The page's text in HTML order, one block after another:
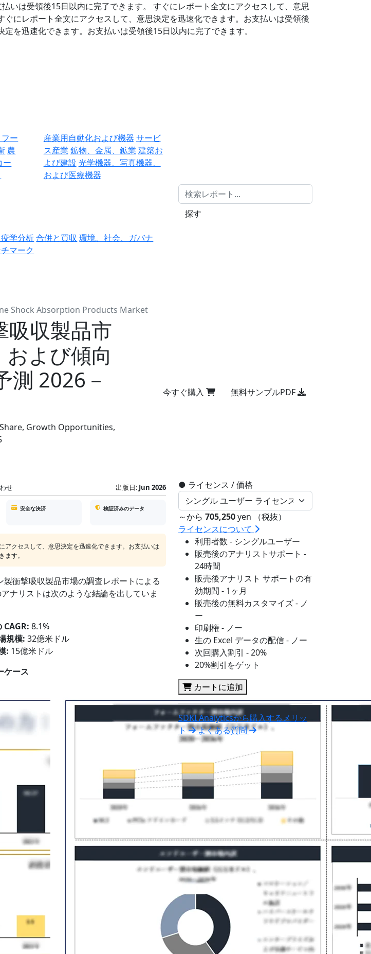
いは受領後15日以内に完了できます。
すぐにレポート全文にアクセスして、意思
ぐにレポート全文にアクセスして、意思決定を迅速化できます。お支払いは受領後
を迅速化できます。お支払いは受領後15日以内に完了できます。
ー
農
ー
産業用自動化および機器 サービ
ス産業 鉱物、金属、鉱業 建築お
よび建設 光学機器、写真機器、
および医療機器
学分析合併と買収 環境、社会、ガバナ
マーク
探す
Shock Absorption Products Market
吸収製品市
よび傾向
2026－
Growth Opportunities,
今すぐ購入 無料サンプルPDF
せ 出版日: Jun 2026
安全な決済 検証済みのデータ
アクセスして、意思決定を迅速化できます。お支払いは
ます。
製衝撃吸収製品市場の調査レポートによる
ナリストは次のような結論を出していま
CAGR: 8.1%
規模: 32億米ドル
: 15億米ドル
ケース
● ライセンス / 価格
～から 705,250yen （税抜）
ライセンスについて
利用者数 - シングルユーザー
販売後のアナリストサポート -
24時間
販売後アナリスト サポートの有
効期間 - 1ヶ月
販売後の無料カスタマイズ - ノ
ー
印刷権 - ノー
生の Excel データの配信 - ノー
次回購入割引 - 20%
20%割引をゲット
カートに追加
SDKI Analyticsから購入するメリッ
ト
よくある質問